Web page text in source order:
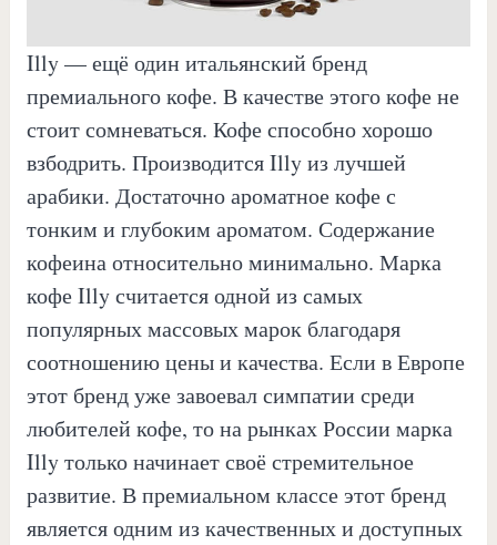
Illy — ещё один итальянский бренд
премиального кофе. В качестве этого кофе не
стоит сомневаться. Кофе способно хорошо
взбодрить. Производится Illy из лучшей
арабики. Достаточно ароматное кофе с
тонким и глубоким ароматом. Содержание
кофеина относительно минимально. Марка
кофе Illy считается одной из самых
популярных массовых марок благодаря
соотношению цены и качества. Если в Европе
этот бренд уже завоевал симпатии среди
любителей кофе, то на рынках России марка
Illy только начинает своё стремительное
развитие. В премиальном классе этот бренд
является одним из качественных и доступных